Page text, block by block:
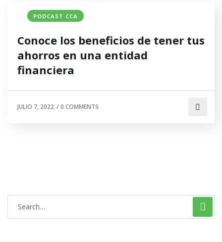
PODCAST CCA
Conoce los beneficios de tener tus
ahorros en una entidad
financiera
JULIO 7, 2022 /0 COMMENTS